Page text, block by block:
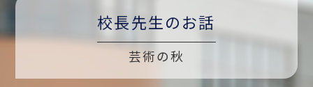
ス
校長先生のお話
芸術の秋